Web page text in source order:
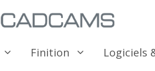
Finition Logiciels